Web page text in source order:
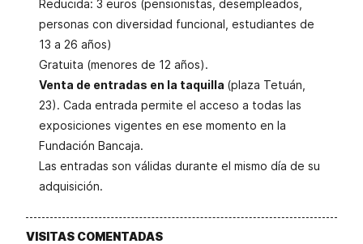
Reducida: 3 euros (pensionistas, desempleados,
personas con diversidad funcional, estudiantes de
13 a 26 años)
Gratuita (menores de 12 años).
Venta de entradas en la taquilla (plaza Tetuán,
23). Cada entrada permite el acceso a todas las
exposiciones vigentes en ese momento en la
Fundación Bancaja.
Las entradas son válidas durante el mismo día de su
adquisición.
VISITAS COMENTADAS